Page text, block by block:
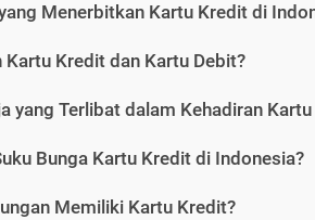
Menerbitkan Kartu Kredit di
Kartu Kredit dan Kartu Debit?
yang Terlibat dalam Kehadiran
Bunga Kartu Kredit di Indonesia?
Memiliki Kartu Kredit?